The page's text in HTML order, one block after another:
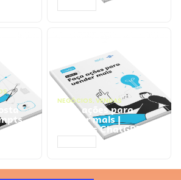
NEGÓCIOS, VENDAS
Faça ações para
vender mais |
Prompts ChatGPT